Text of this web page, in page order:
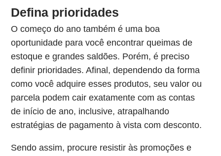
Defina prioridades
O começo do ano também é uma boa
oportunidade para você encontrar queimas de
estoque e grandes saldões. Porém, é preciso
definir prioridades. Afinal, dependendo da forma
como você adquire esses produtos, seu valor ou
parcela podem cair exatamente com as contas
de início de ano, inclusive, atrapalhando
estratégias de pagamento à vista com desconto.
Sendo assim, procure resistir às promoções e